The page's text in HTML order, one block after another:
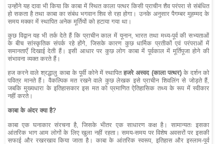
उन्होंने यह दावा भी किया कि काबा में स्थित काला पत्थर किसी प्राचीन शैव परंपरा से संबंधित
हो सकता है तथा काबा का संबंध भगवान शिव से रहा होगा। उनके अनुसार पैगम्बर मुहम्मद के
समय मक्का में स्थापित अनेक मूर्तियों को हटाया गया था।
कुछ विद्वान यह भी तर्क देते हैं कि प्राचीन काल में यूनान, भारत तथा मध्य-पूर्व की सभ्यताओं
के बीच सांस्कृतिक संपर्क रहे होंगे, जिसके कारण कुछ धार्मिक प्रतीकों एवं परंपराओं में
समानताएँ दिखाई देती हैं। इसी आधार पर कुछ लोग काबा में पूर्वकाल में मूर्तिपूजा होने की
संभावना व्यक्त करते हैं।
हज करने वाले श्रद्धालु काबा के पूर्वी कोने में स्थापितहजरे अस्वद (काला पत्थर)के दर्शन को
पवित्र मानते हैं। वैकल्पिक मत रखने वाले कुछ लेखक इसे प्राचीन शिवलिंग से जोड़ते हैं,
जबकि मुख्यधारा के इतिहासकार इस मत को प्रमाणित ऐतिहासिक तथ्य के रूप में स्वीकार
नहीं करते।
काबा के अंदर क्या है?
काबा एक घनाकार संरचना है, जिसके भीतर एक साधारण कक्ष है। सामान्यतः इसका
आंतरिक भाग आम लोगों के लिए खुला नहीं रहता। समय-समय पर विशेष अवसरों पर इसकी
सफाई और रखरखाव किया जाता है। काबा के आंतरिक स्वरूप, इतिहास और इस्लाम-पूर्व